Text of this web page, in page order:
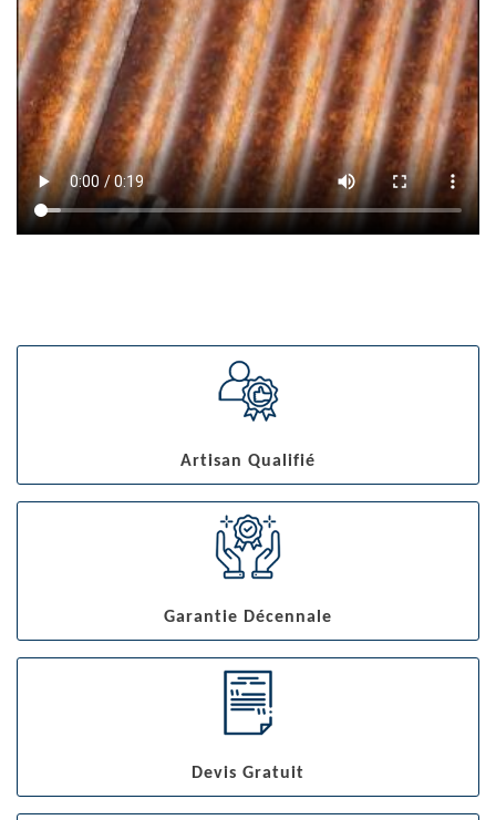
Artisan Qualifié
Garantie Décennale
Devis Gratuit